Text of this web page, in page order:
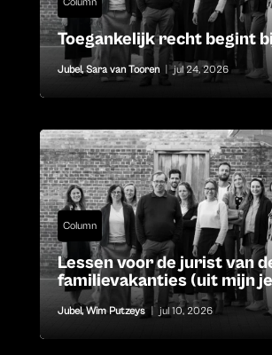
Toegankelijk recht begint
Jubel, Sara van Tooren | jul 24, 2026
Column
Lessen voor de jurist van
familievakanties (uit mijn
Jubel,Wim Putzeys jul 10, 2026